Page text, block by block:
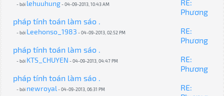
- bởi lehuuhung- 04-09-2013, 10:43 AM
RE:
Phương
pháp tính toán làm sáo .
- bởi Leehonso_1983 - 04-09-2013, 02:52 PM
RE:
Phương
pháp tính toán làm sáo .
- bởi KTS_CHUYEN - 04-09-2013, 04:47 PM
RE:
Phương
pháp tính toán làm sáo .
- bởi newroyal- 04-09-2013, 06:31 PM
RE: